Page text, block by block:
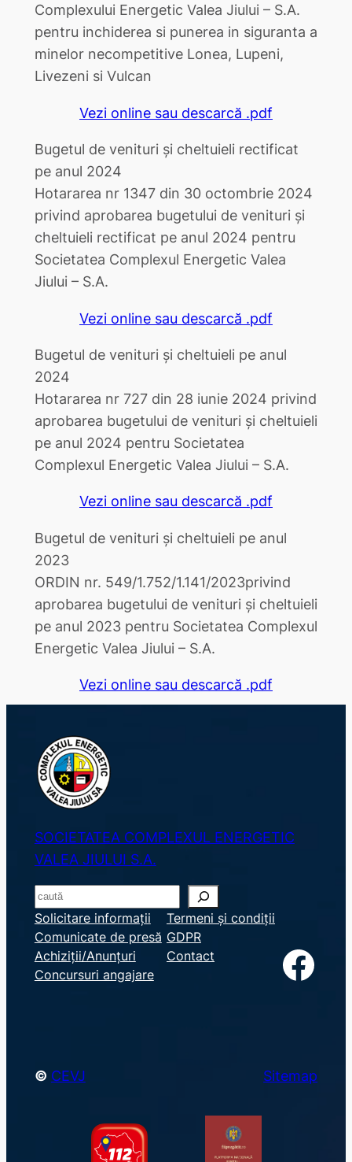
Complexului Energetic Valea Jiului – S.A.
pentru inchiderea si punerea in siguranta a
minelor necompetitive Lonea, Lupeni,
Livezeni si Vulcan
Vezi online sau descarcă .pdf
Bugetul de venituri și cheltuieli rectificat
pe anul 2024
Hotararea nr 1347 din 30 octombrie 2024
privind aprobarea bugetului de venituri şi
cheltuieli rectificat pe anul 2024 pentru
Societatea Complexul Energetic Valea
Jiului – S.A.
Vezi online sau descarcă .pdf
Bugetul de venituri și cheltuieli pe anul
2024
Hotararea nr 727 din 28 iunie 2024 privind
aprobarea bugetului de venituri şi cheltuieli
pe anul 2024 pentru Societatea
Complexul Energetic Valea Jiului – S.A.
Vezi online sau descarcă .pdf
Bugetul de venituri și cheltuieli pe anul
2023
ORDIN nr. 549/1.752/1.141/2023privind
aprobarea bugetului de venituri şi cheltuieli
pe anul 2023 pentru Societatea Complexul
Energetic Valea Jiului – S.A.
Vezi online sau descarcă .pdf
SOCIETATEA COMPLEXUL ENERGETIC
VALEA JIULUI S.A.
S
e
a
r
c
Solicitare informații
Comunicate de presă
Achiziții/Anunțuri
Concursuri angajare
Termeni și condiții
GDPR
Contact
Facebook
© CEVJ Sitemap